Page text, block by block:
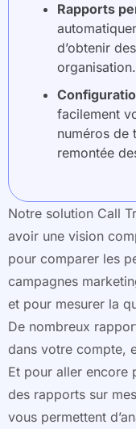
Rapports
d’obtenir
organisation.
facilement
numéros de
remontée
Notre solution Call
avoir une vision
pour comparer les
campagnes
et pour mesurer la
De nombreux
dans votre compte,
Et pour aller encore
des rapports sur
vous permettent